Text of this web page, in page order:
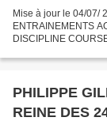
Mise à jour le 04/07/
ENTRAINEMENTS
DISCIPLINE
pause...
PHILIPPE
REINE DES